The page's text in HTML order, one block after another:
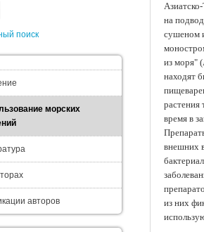
на
сушеном
из моря"
находят
растения
время в
внешних
из них
поиск
морских
авторов